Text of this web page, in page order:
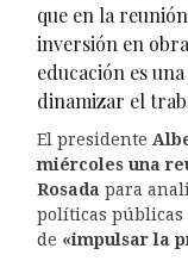
que en la
inversión en
educación es
dinamizar el
El presidente
miércoles una
Rosada para
políticas públicas
de «impulsar la